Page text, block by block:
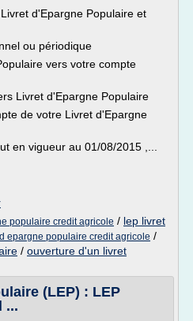
d'Epargne Populaire et
ou périodique
vers votre compte
Livret d'Epargne Populaire
de votre Livret d'Epargne
en vigueur au 01/08/2015 ,...
populaire credit agricole / lep livret
epargne populaire credit agricole /
/ ouverture d'un livret
(LEP) : LEP
...